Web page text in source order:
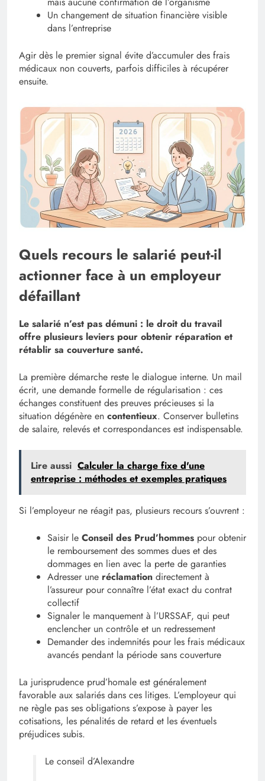
Un changement de situation financière visible
dans l’entreprise
Agir dès le premier signal évite d’accumuler des frais
médicaux non couverts, parfois difficiles à récupérer
ensuite.
Quels recours le salarié peut-il
actionner face à un employeur
défaillant
Le salarié n’est pas démuni : le droit du travail
offre plusieurs leviers pour obtenir réparation et
rétablir sa couverture santé.
La première démarche reste le dialogue interne. Un mail
écrit, une demande formelle de régularisation : ces
échanges constituent des preuves précieuses si la
situation dégénère en contentieux. Conserver bulletins
de salaire, relevés et correspondances est indispensable.
Lire aussi Calculer la charge fixe d'une
entreprise : méthodes et exemples pratiques
Si l’employeur ne réagit pas, plusieurs recours s’ouvrent :
Saisir le Conseil des Prud’hommes pour obtenir
le remboursement des sommes dues et des
dommages en lien avec la perte de garanties
Adresser une réclamation directement à
l’assureur pour connaître l’état exact du contrat
collectif
Signaler le manquement à l’URSSAF, qui peut
enclencher un contrôle et un redressement
Demander des indemnités pour les frais médicaux
avancés pendant la période sans couverture
La jurisprudence prud’homale est généralement
favorable aux salariés dans ces litiges. L’employeur qui
ne règle pas ses obligations s’expose à payer les
cotisations, les pénalités de retard et les éventuels
préjudices subis.
Le conseil d’Alexandre